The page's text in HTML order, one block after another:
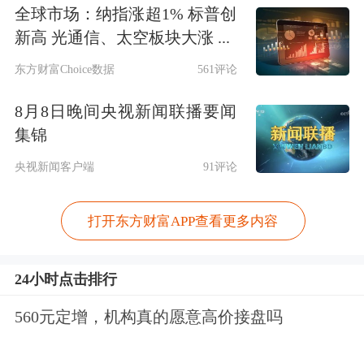
1950年出生的郭台铭，一手创办了鸿海
集团和富士康，如今正迎来他人生的又
一重大时刻，旗下
独角兽富士康即将登
陆A股。
虽然目前并未直接在富士康任职，但在
上阵，参与机构路演乃至登门拜访，更
讲。
全球市场：纳指涨超1% 标普创
新高 光通信、太空板块大涨 ...
东方财富Choice数据 561评论
8月8日晚间央视新闻联播要闻
集锦
央视新闻客户端 91评论
打开东方财富APP查看更多内容
24小时点击排行
560元定增，机构真的愿意高价接盘吗